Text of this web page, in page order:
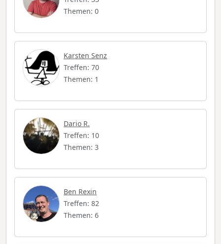
Themen: 0
Karsten Senz
Treffen: 70
Themen: 1
Dario R.
Treffen: 10
Themen: 3
Ben Rexin
Treffen: 82
Themen: 6